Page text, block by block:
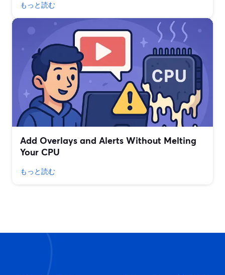
もっと読む
Add Overlays and Alerts Without Melting
Your CPU
もっと読む